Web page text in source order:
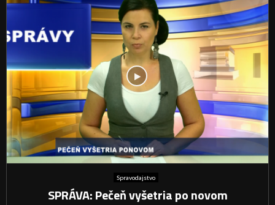
Spravodajstvo
SPRÁVA: Pečeň vyšetria po novom